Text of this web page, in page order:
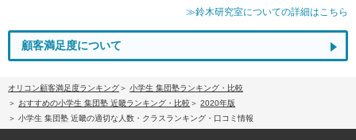
≫鈴木研究室についての詳細はこちら
顧客満足度について
オリコン顧客満足度ランキング
小学生 集団塾ランキング・比較
おすすめの小学生 集団塾 近畿ランキング・比較
2020年版
小学生 集団塾 近畿の適切な人数・クラスランキング・口コミ情報